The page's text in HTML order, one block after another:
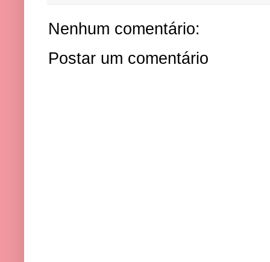
Nenhum comentário:
Postar um comentário